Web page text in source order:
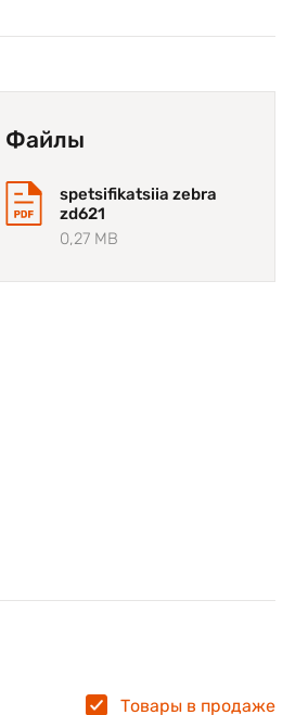
Файлы
spetsifikatsiia zebra
zd621
0,27 MB
Товары в продаже